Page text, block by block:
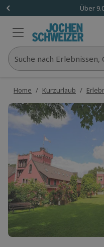
Über
Suche nach Erlebnissen,
Home / Kurzurlaub /